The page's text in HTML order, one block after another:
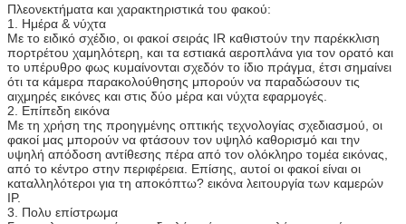
Πλεονεκτήματα και χαρακτηριστικά του φακού:
1. Ημέρα & νύχτα
Με το ειδικό σχέδιο, οι φακοί σειράς IR καθιστούν την παρέκκλιση
πορτρέτου χαμηλότερη, και τα εστιακά αεροπλάνα για τον ορατό και
το υπέρυθρο φως κυμαίνονται σχεδόν το ίδιο πράγμα, έτσι σημαίνει
ότι τα κάμερα παρακολούθησης μπορούν να παραδώσουν τις
αιχμηρές εικόνες και στις δύο μέρα και νύχτα εφαρμογές.
2. Επίπεδη εικόνα
Με τη χρήση της προηγμένης οπτικής τεχνολογίας σχεδιασμού, οι
φακοί μας μπορούν να φτάσουν τον υψηλό καθορισμό και την
υψηλή απόδοση αντίθεσης πέρα από τον ολόκληρο τομέα εικόνας,
από το κέντρο στην περιφέρεια. Επίσης, αυτοί οι φακοί είναι οι
καταλληλότεροι για τη αποκόπτω? εικόνα λειτουργία των καμερών
IP.
3. Πολυ επίστρωμα